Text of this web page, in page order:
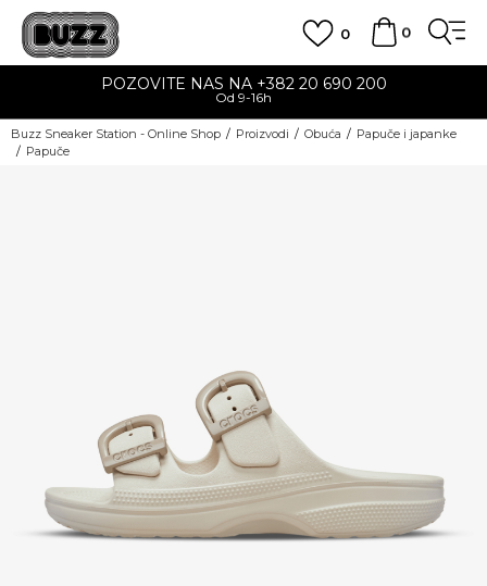
0
0
POZOVITE NAS NA +382 20 690 200
Od 9-16h
Buzz Sneaker Station - Online Shop Proizvodi Obuća
Papuče i japanke
Papuče